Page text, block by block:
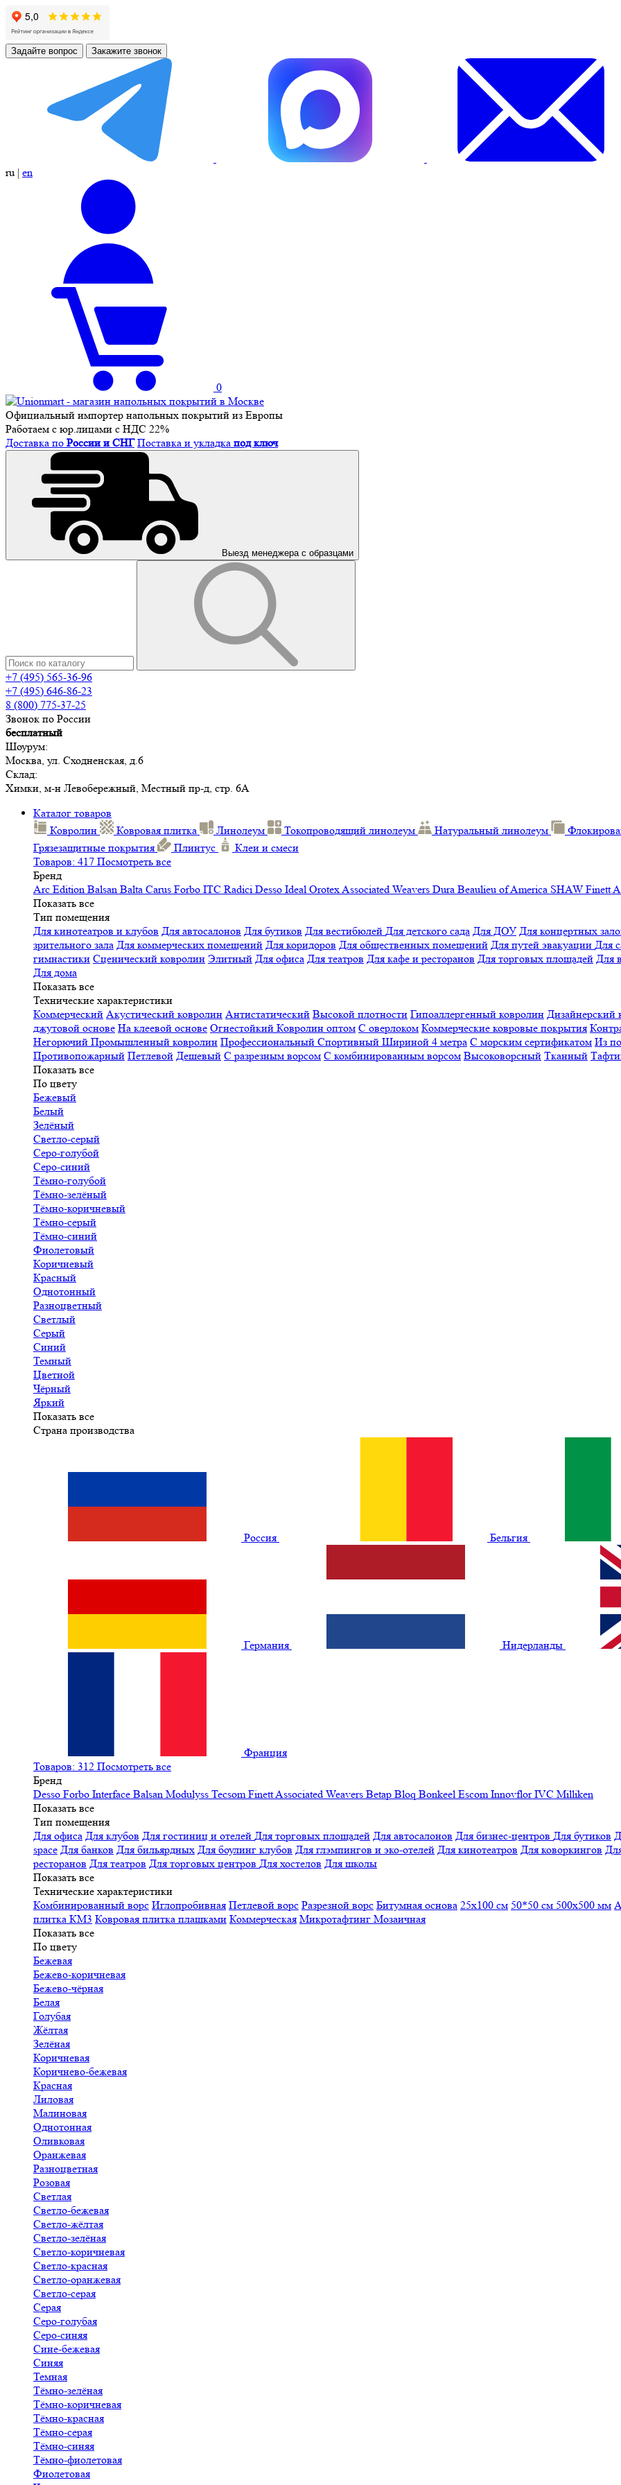
Задайте вопрос Закажите звонок
ru | en
0
Официальный импортер напольных покрытий из Европы
Работаем с юр.лицами с НДС 22%
Доставка по России и СНГ Поставка и укладка под ключ
Выезд менеджера с образцами
+7 (495) 565-36-96
+7 (495) 646-86-23
8 (800) 775-37-25
Звонок по России
бесплатный
Шоурум:
Москва, ул. Сходненская, д.6
Склад:
Химки, м-н Левобережный, Местный пр-д, стр. 6А
Каталог товаров
Ковролин
Ковровая плитка Линолеум Токопроводящий линолеум Натуральный линолеум
Грязезащитные покрытия
Плинтус
Клеи и смеси
Товаров: 417 Посмотреть все
Бренд
Arc Edition Balsan Balta Carus Forbo ITC Radici Desso Ideal OrotexAssociated Weavers Dura Beaulieu of America SHAW Finett
Показать все
Тип помещения
Для кинотеатров и клубов Для автосалонов Для бутиков Для вестибюлей Для детского сада Для ДОУ Для концертных
зрительного зала Для коммерческих помещений Для коридоров Для общественных помещений Для путей эвакуации Для
гимнастики Сценический ковролин Элитный Для офиса Для театров Для кафе и ресторанов Для торговых площадей Для
Для дома
Показать все
Технические характеристики
Коммерческий Акустический ковролин Антистатический Высокой плотности Гипоаллергенный ковролин Дизайнерский
джутовой основе На клеевой основе Огнестойкий Ковролин оптом С оверлоком Коммерческие ковровые покрытия
Негорючий Промышленный ковролин Профессиональный Спортивный Шириной 4 метра С морским сертификатом Из
Противопожарный Петлевой Дешевый С разрезным ворсом С комбинированным ворсом Высоковорсный Тканный
Показать все
По цвету
Бежевый
Белый
Зелёный
Светло-серый
Серо-голубой
Серо-синий
Тёмно-голубой
Тёмно-зелёный
Тёмно-коричневый
Тёмно-серый
Тёмно-синий
Фиолетовый
Коричневый
Красный
Однотонный
Разноцветный
Светлый
Серый
Синий
Темный
Цветной
Чёрный
Яркий
Показать все
Страна производства
Россия Бельгия
Германия Нидерланды
Франция
Товаров: 312 Посмотреть все
Бренд
Desso Forbo Interface Balsan Modulyss Tecsom FinettAssociated Weavers Betap Bloq Bonkeel Escom Innovflor IVC Milliken
Показать все
Тип помещения
Для офиса Для клубов Для гостиниц и отелей Для торговых площадей Для автосалонов Для бизнес-центров Для бутиков
space Для банков Для бильярдных Для боулинг клубов Для глэмпингов и эко-отелей Для кинотеатров Для коворкингов
ресторанов Для театров Для торговых центров Для хостелов Для школы
Показать все
Технические характеристики
Комбинированный ворс Иглопробивная Петлевой ворс Разрезной ворс Битумная основа 25x100 см 50*50 см 500х500 мм
плитка КМ3 Ковровая плитка плашками Коммерческая Микротафтинг Мозаичная
Показать все
По цвету
Бежевая
Бежево-коричневая
Бежево-чёрная
Белая
Голубая
Жёлтая
Зелёная
Коричневая
Коричнево-бежевая
Красная
Лиловая
Малиновая
Однотонная
Оливковая
Оранжевая
Разноцветная
Розовая
Светлая
Светло-бежевая
Светло-жёлтая
Светло-зелёная
Светло-коричневая
Светло-красная
Светло-оранжевая
Светло-серая
Серая
Серо-голубая
Серо-синяя
Сине-бежевая
Синяя
Темная
Тёмно-зелёная
Тёмно-коричневая
Тёмно-красная
Тёмно-серая
Тёмно-синяя
Тёмно-фиолетовая
Фиолетовая